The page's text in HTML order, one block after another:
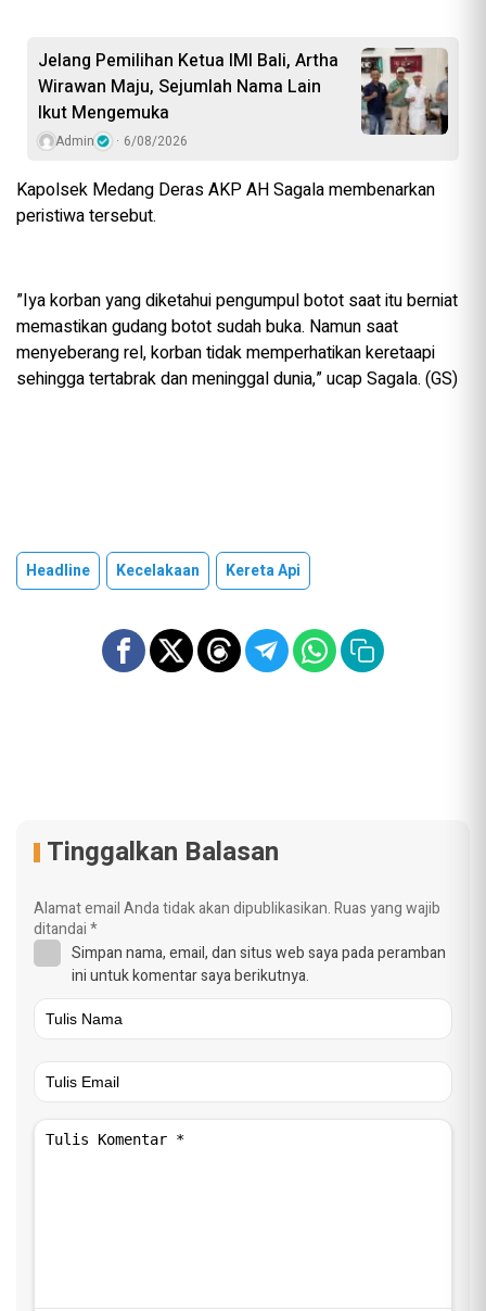
Jelang Pemilihan Ketua IMI Bali, Artha
Wirawan Maju, Sejumlah Nama Lain
Ikut Mengemuka
Admin 6/08/2026
‎Kapolsek Medang Deras AKP AH Sagala membenarkan
peristiwa tersebut.
‎”Iya korban yang diketahui pengumpul botot saat itu berniat
memastikan gudang botot sudah buka. Namun saat
menyeberang rel, korban tidak memperhatikan keretaapi
sehingga tertabrak dan meninggal dunia,” ucap Sagala. (GS)
Headline Kecelakaan Kereta Api
Tinggalkan Balasan
Alamat email Anda tidak akan dipublikasikan.Ruas yang wajib
ditandai*
Simpan nama, email, dan situs web saya pada peramban
ini untuk komentar saya berikutnya.